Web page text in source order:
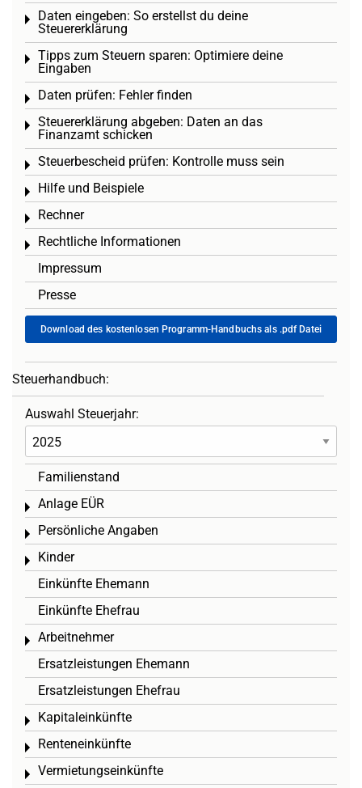
Daten eingeben: So erstellst du deine
Steuererklärung
Toggle menu
Tipps zum Steuern sparen: Optimiere deine
Eingaben
Toggle menu
Daten prüfen: Fehler finden
Toggle menu
Steuererklärung abgeben: Daten an das
Finanzamt schicken
Toggle menu
Steuerbescheid prüfen: Kontrolle muss sein
Toggle menu
Hilfe und Beispiele
Toggle menu
Rechner
Toggle menu
Rechtliche Informationen
Toggle menu
Impressum
Presse
Download des kostenlosen Programm-Handbuchs als .pdf Datei
Steuerhandbuch:
Auswahl Steuerjahr:
Familienstand
Anlage EÜR
Toggle menu
Persönliche Angaben
Toggle menu
Kinder
Toggle menu
Einkünfte Ehemann
Einkünfte Ehefrau
Arbeitnehmer
Toggle menu
Ersatzleistungen Ehemann
Ersatzleistungen Ehefrau
Kapitaleinkünfte
Toggle menu
Renteneinkünfte
Toggle menu
Vermietungseinkünfte
Toggle menu